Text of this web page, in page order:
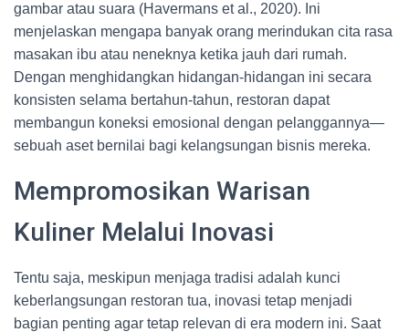
gambar atau suara (Havermans et al., 2020). Ini
menjelaskan mengapa banyak orang merindukan cita rasa
masakan ibu atau neneknya ketika jauh dari rumah.
Dengan menghidangkan hidangan-hidangan ini secara
konsisten selama bertahun-tahun, restoran dapat
membangun koneksi emosional dengan pelanggannya—
sebuah aset bernilai bagi kelangsungan bisnis mereka.
Mempromosikan Warisan
Kuliner Melalui Inovasi
Tentu saja, meskipun menjaga tradisi adalah kunci
keberlangsungan restoran tua, inovasi tetap menjadi
bagian penting agar tetap relevan di era modern ini. Saat